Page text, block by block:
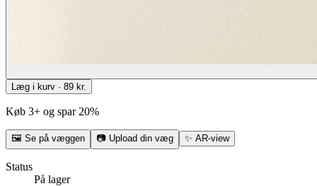
Læg i kurv · 89 kr.
Køb 3+ og spar 20%
🖼 Se på væggen 📷 Upload din væg ✨ AR-view
Status
På lager